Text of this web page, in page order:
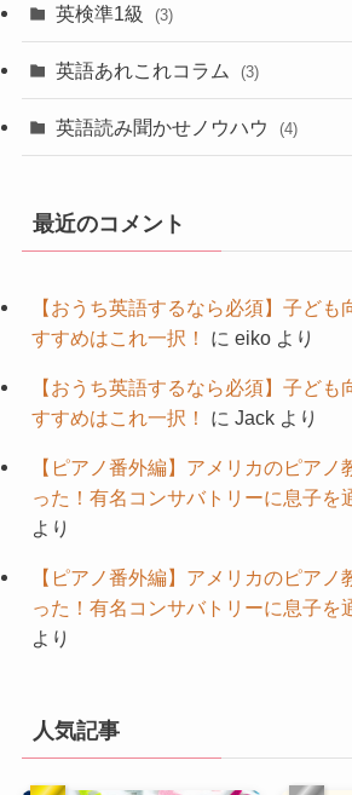
英検準1級 (3)
英語あれこれコラム (3)
英語読み聞かせノウハウ (4)
最近のコメント
【おうち英語するなら必須】子ども
すすめはこれ一択！
に eikoより
【おうち英語するなら必須】子ども
すすめはこれ一択！
に Jackより
【ピアノ番外編】アメリカのピアノ
った！有名コンサバトリーに息子を
より
【ピアノ番外編】アメリカのピアノ
った！有名コンサバトリーに息子を
より
人気記事